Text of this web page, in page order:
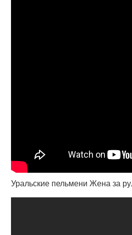
Уральские пельмени Жена за